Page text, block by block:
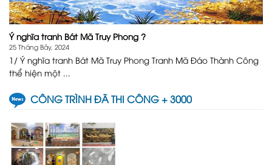
Ý nghĩa tranh Bát Mã Truy Phong ?
25 Tháng Bảy, 2024
1/ Ý nghĩa tranh Bát Mã Truy Phong Tranh Mã Đáo Thành Công
thể hiện một ...
CÔNG TRÌNH ĐÃ THI CÔNG + 3000